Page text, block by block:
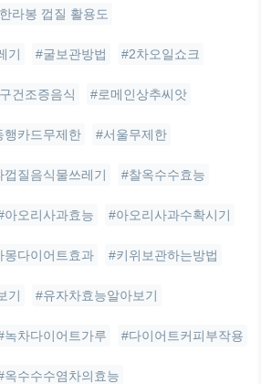
라봉 껍질 활용도
기 #굴보관방법 #2차오일쇼크
건조증음식 #로메인상추씨앗
행카드무제한 #서울무제한
껍질음식물쓰레기 #찰옥수수효능
아오리사과효능 #아오리사과수확시기
몽다이어트효과 #키위보관하는방법
기 #유자차효능알아보기
녹차다이어트가루 #다이어트커피부작용
옥수수수염차의효능